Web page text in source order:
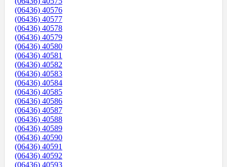
(06436) 40576
(06436) 40577
(06436) 40578
(06436) 40579
(06436) 40580
(06436) 40581
(06436) 40582
(06436) 40583
(06436) 40584
(06436) 40585
(06436) 40586
(06436) 40587
(06436) 40588
(06436) 40589
(06436) 40590
(06436) 40591
(06436) 40592
(06436) 40593